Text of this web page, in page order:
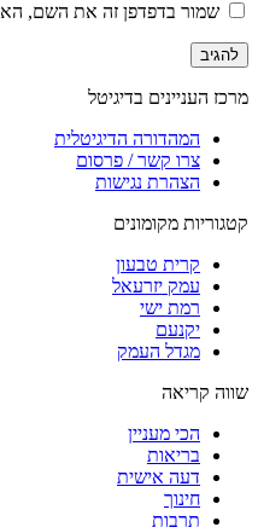
שמור בדפדפן זה את השם,
מרכז העניינים בדיגיטל
המהדורה הדיגיטלית
צרו קשר / פרסום
הצהרת נגישות
קטגוריות מקומונים
קרית טבעון
עמק יזרעאל
רמת ישי
יקנעם
מגדל העמק
שווה קריאה
הכי מעניין
בריאות
דעה אישית
חינוך
תרבות